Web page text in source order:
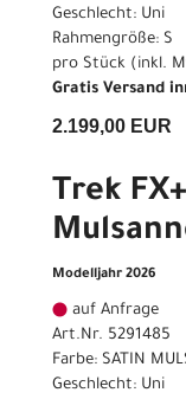
Geschlecht: Uni
Rahmengröße: S
pro Stück (inkl.
Gratis Versand
2.199,00 EUR
Trek
Modelljahr 2026
auf Anfrage
Art.Nr. 5291485
Farbe: SATIN
Geschlecht: Uni